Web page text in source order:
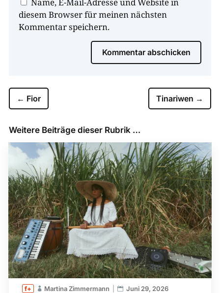
diesem Browser für meinen nächsten
Kommentar speichern.
Kommentar abschicken
← Fior Tinariwen →
Weitere Beiträge dieser Rubrik …
Martina Zimmermann Juni 29, 2026